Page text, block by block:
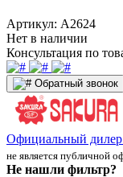
Артикул: A2624
Нет в наличии
Консультация по
Обратный звонок
Официальный дилер
не является публичной
Не нашли фильтр?